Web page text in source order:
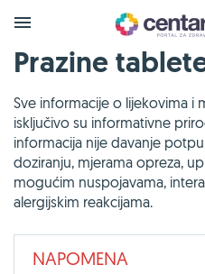
Prazine
Sve informacije o lijekovima i
isključivo su informativne
informacija nije davanje
doziranju, mjerama opreza,
mogućim nuspojavama,
alergijskim reakcijama.
NAPOMENA